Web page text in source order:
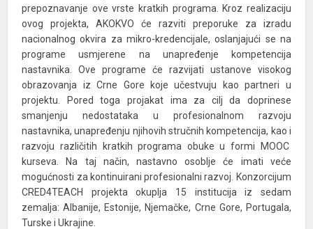
prepoznavanje ove vrste kratkih programa. Kroz realizaciju
ovog projekta, AKOKVO će razviti preporuke za izradu
nacionalnog okvira za mikro-kredencijale, oslanjajući se na
programe usmjerene na unapređenje kompetencija
nastavnika. Ove programe će razvijati ustanove visokog
obrazovanja iz Crne Gore koje učestvuju kao partneri u
projektu. Pored toga projakat ima za cilj da doprinese
smanjenju nedostataka u profesionalnom razvoju
nastavnika, unapređenju njihovih stručnih kompetencija, kao i
razvoju različitih kratkih programa obuke u formi MOOC
kurseva. Na taj način, nastavno osoblje će imati veće
mogućnosti za kontinuirani profesionalni razvoj. Konzorcijum
CRED4TEACH projekta okuplja 15 institucija iz sedam
zemalja: Albanije, Estonije, Njemačke, Crne Gore, Portugala,
Turske i Ukrajine.